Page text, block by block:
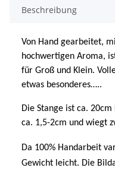
Beschreibung
Von Hand gearbeitet,
hochwertigen Aroma,
für Groß und Klein.
etwas besonderes…..
Die Stange ist ca.
ca. 1,5-2cm und wiegt
Da 100% Handarbeit
Gewicht leicht. Die